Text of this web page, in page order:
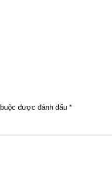
được đánh dấu *